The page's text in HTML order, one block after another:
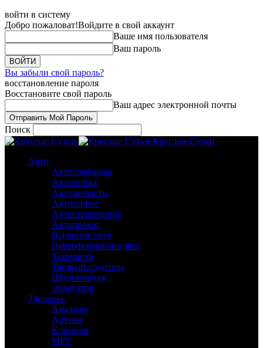
войти в систему
Добро пожаловат!Войдите в свой аккаунт
Ваше имя пользователя
Ваш пароль
Вы забыли свой пароль?
восстановление пароля
Восстановите свой пароль
Ваш адрес электронной почты
Поиск
Круглые Сутки
Авто
Автоломбарды
Автомойка
Автозапчасти
Автосервис
Автострахование
Автопрокат
Вскрытие авто
Переоформление авто
Техосмотр
Трезвый водитель
Шиномонтаж
Эвакуатор
Здоровье
Анализы
Аптеки
Клиники
МРТ